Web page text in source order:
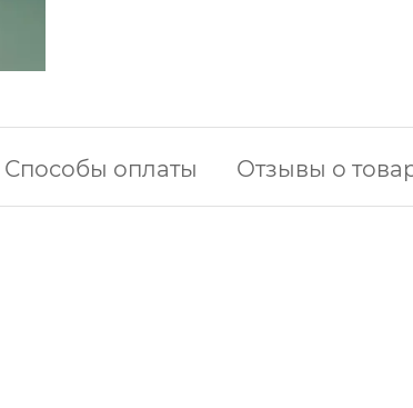
Способы оплаты Отзывы о